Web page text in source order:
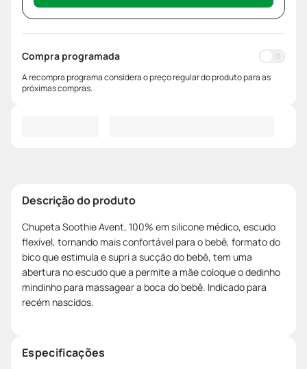
Compra programada
A recompra programa considera o preço regular do produto para as
próximas compras.
Descrição do produto
Chupeta Soothie Avent, 100% em silicone médico, escudo
flexível, tornando mais confortável para o bebê, formato do
bico que estimula e supri a sucção do bebê, tem uma
abertura no escudo que a permite a mãe coloque o dedinho
mindinho para massagear a boca do bebê. Indicado para
recém nascidos.
Especificações